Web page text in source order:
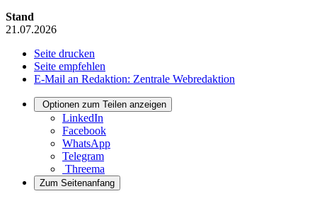
Stand
21.07.2026
Seite drucken
Seite empfehlen
E-Mail an Redaktion: Zentrale Webredaktion
Optionen zum Teilen anzeigen
LinkedIn
Facebook
WhatsApp
Telegram
Threema
Zum Seitenanfang